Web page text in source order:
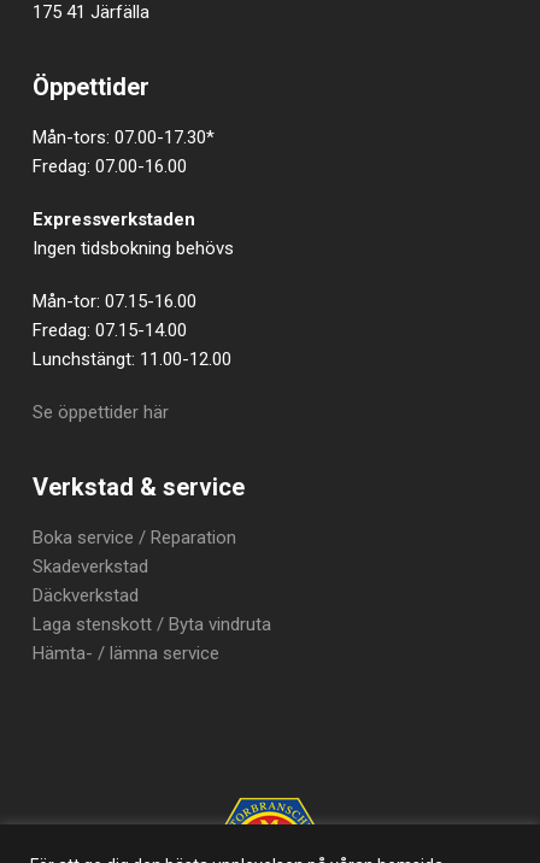
175 41 Järfälla
Öppettider
Mån-tors: 07.00-17.30*
Fredag: 07.00-16.00
Expressverkstaden
Ingen tidsbokning behövs
Mån-tor: 07.15-16.00
Fredag: 07.15-14.00
Lunchstängt: 11.00-12.00
Se öppettider här
Verkstad & service
Boka service / Reparation
Skadeverkstad
Däckverkstad
Laga stenskott / Byta vindruta
Hämta- / lämna service